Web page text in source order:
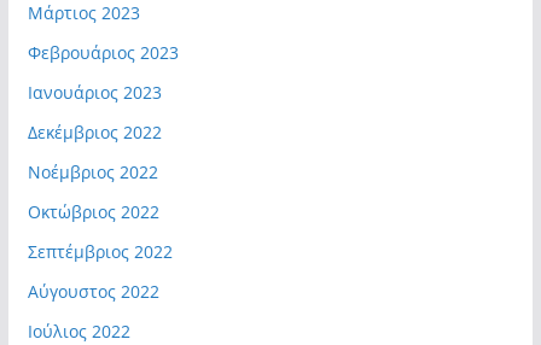
Μάρτιος 2023
Φεβρουάριος 2023
Ιανουάριος 2023
Δεκέμβριος 2022
Νοέμβριος 2022
Οκτώβριος 2022
Σεπτέμβριος 2022
Αύγουστος 2022
Ιούλιος 2022